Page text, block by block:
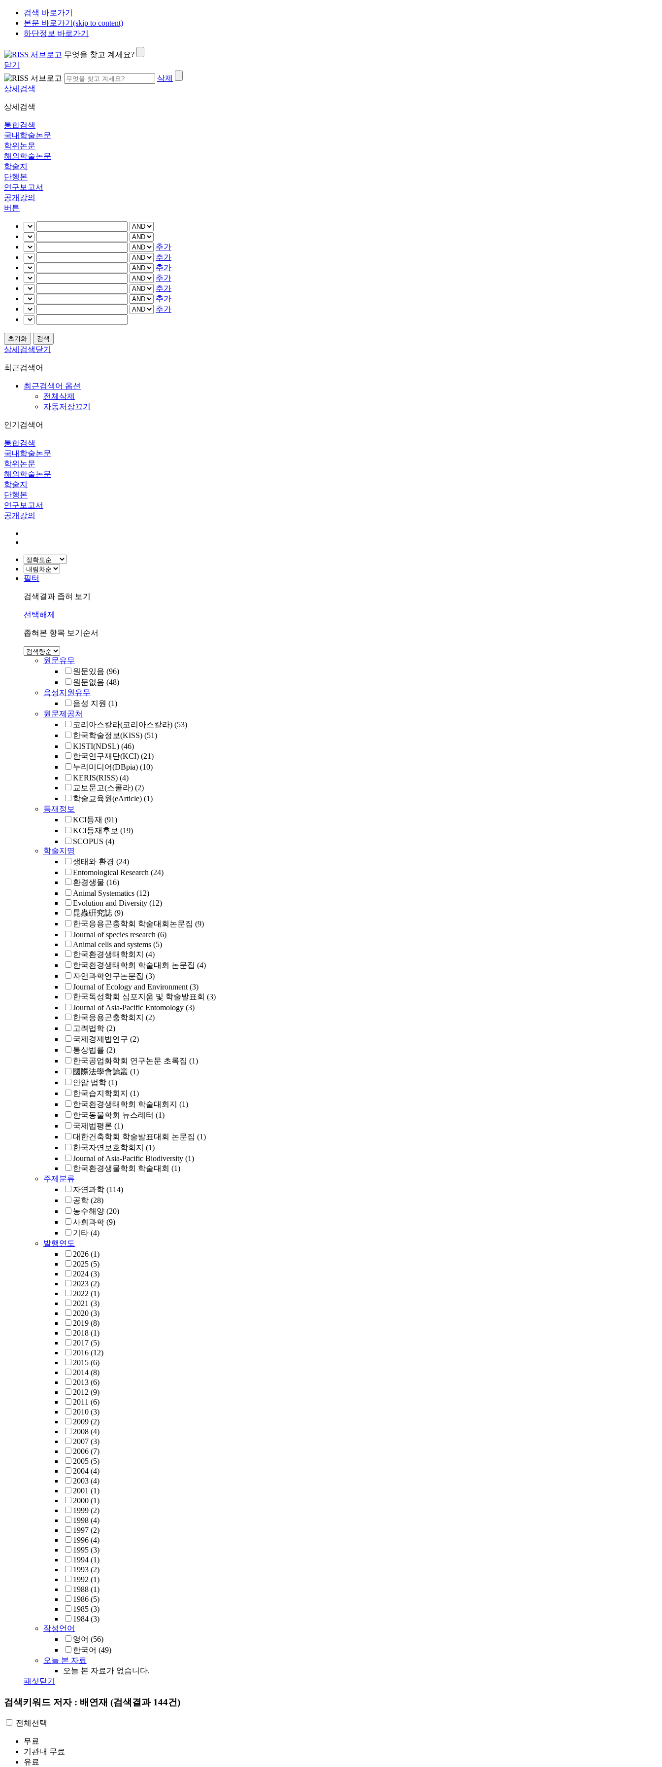
검색 바로가기
본문 바로가기(skip to content)
하단정보 바로가기
무엇을 찾고 계세요?
닫기
삭제
상세검색
상세검색
통합검색
국내학술논문
학위논문
해외학술논문
학술지
단행본
연구보고서
공개강의
버튼
추가
추가
추가
추가
추가
추가
추가
상세검색닫기
최근검색어
최근검색어 옵션
전체삭제
자동저장끄기
인기검색어
통합검색
국내학술논문
학위논문
해외학술논문
학술지
단행본
연구보고서
공개강의
필터
검색결과 좁혀 보기
선택해제
좁혀본 항목 보기순서
원문유무
원문있음 (96)
원문없음 (48)
음성지원유무
음성 지원 (1)
원문제공처
코리아스칼라(코리아스칼라) (53)
한국학술정보(KISS) (51)
KISTI(NDSL) (46)
한국연구재단(KCI) (21)
누리미디어(DBpia) (10)
KERIS(RISS) (4)
교보문고(스콜라) (2)
학술교육원(eArticle) (1)
등재정보
KCI등재 (91)
KCI등재후보 (19)
SCOPUS (4)
학술지명
생태와 환경 (24)
Entomological Research (24)
환경생물 (16)
Animal Systematics (12)
Evolution and Diversity (12)
昆蟲硏究誌 (9)
한국응용곤충학회 학술대회논문집 (9)
Journal of species research (6)
Animal cells and systems (5)
한국환경생태학회지 (4)
한국환경생태학회 학술대회 논문집 (4)
자연과학연구논문집 (3)
Journal of Ecology and Environment (3)
한국독성학회 심포지움 및 학술발표회 (3)
Journal of Asia-Pacific Entomology (3)
한국응용곤충학회지 (2)
고려법학 (2)
국제경제법연구 (2)
통상법률 (2)
한국공업화학회 연구논문 초록집 (1)
國際法學會論叢 (1)
안암 법학 (1)
한국습지학회지 (1)
한국환경생태학회 학술대회지 (1)
한국동물학회 뉴스레터 (1)
국제법평론 (1)
대한건축학회 학술발표대회 논문집 (1)
한국자연보호학회지 (1)
Journal of Asia-Pacific Biodiversity (1)
한국환경생물학회 학술대회 (1)
주제분류
자연과학 (114)
공학 (28)
농수해양 (20)
사회과학 (9)
기타 (4)
발행연도
2026 (1)
2025 (5)
2024 (3)
2023 (2)
2022 (1)
2021 (3)
2020 (3)
2019 (8)
2018 (1)
2017 (5)
2016 (12)
2015 (6)
2014 (8)
2013 (6)
2012 (9)
2011 (6)
2010 (3)
2009 (2)
2008 (4)
2007 (3)
2006 (7)
2005 (5)
2004 (4)
2003 (4)
2001 (1)
2000 (1)
1999 (2)
1998 (4)
1997 (2)
1996 (4)
1995 (3)
1994 (1)
1993 (2)
1992 (1)
1988 (1)
1986 (5)
1985 (3)
1984 (3)
작성언어
영어 (56)
한국어 (49)
오늘 본 자료
오늘 본 자료가 없습니다.
패싯닫기
검색키워드 저자 : 배연재 (검색결과 144건)
전체선택
무료
기관내 무료
유료